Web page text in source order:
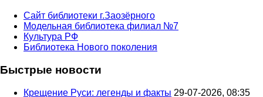
Сайт библиотеки г.Заозёрного
Модельная библиотека филиал №7
Культура РФ
Библиотека Нового поколения
Быстрые новости
Крещение Руси: легенды и факты 29-07-2026, 08:35